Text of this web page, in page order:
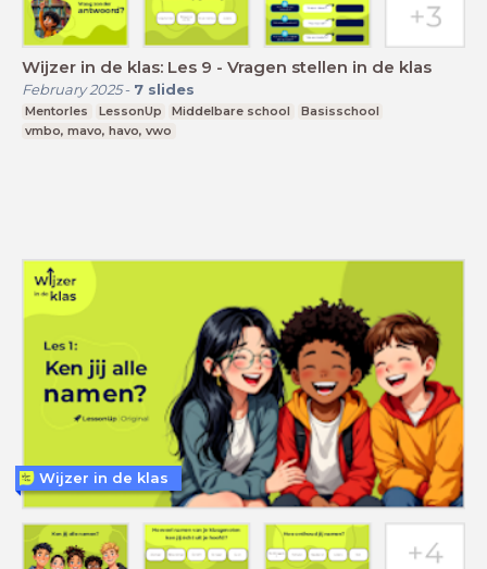
Wijzer in de klas: Les 9 - Vragen stellen in de klas
February 2025- 7 slides
Mentorles LessonUp Middelbare school
Basisschool
vmbo, mavo, havo, vwo
Wijzer in de klas